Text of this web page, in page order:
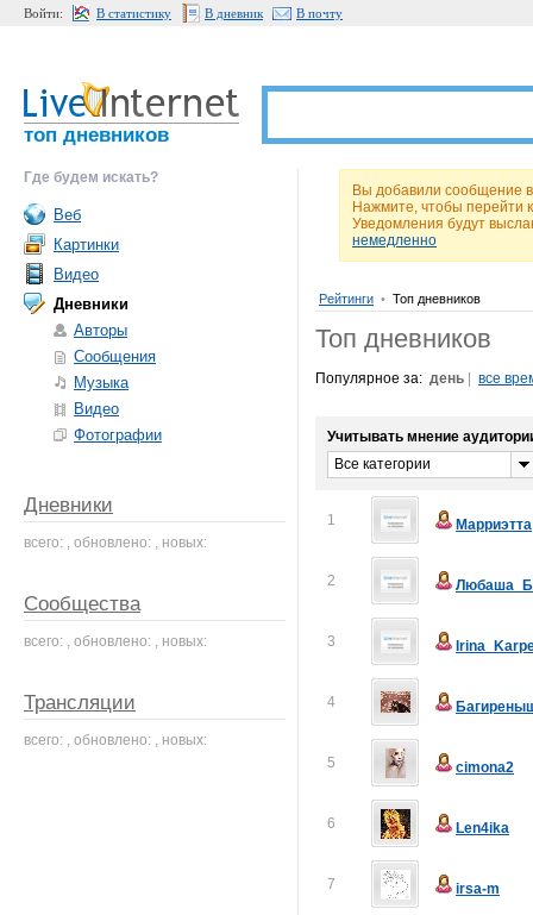
Войти: В статистику В дневник В почту
топ дневников
Вы добавили сообщение
Нажмите, чтобы перейти
Уведомления будут
немедленно
Рейтинги • Топ дневников
Топ дневников
Популярное за: день все
Учитывать мнение
Все категории
1 Марриэтта
2
3
4
5 cimona2
6 Len4ika
7 irsa-m
Где будем искать?
Веб
Картинки
Видео
Дневники
Авторы
Сообщения
Музыка
Видео
Фотографии
Дневники
всего: , обновлено: , новых:
Сообщества
всего: , обновлено: , новых:
Трансляции
всего: , обновлено: , новых: